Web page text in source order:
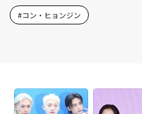
#コン・ヒョンジン